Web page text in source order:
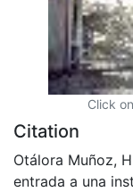
Click
Citation
Otálora Muñoz,
entrada a una